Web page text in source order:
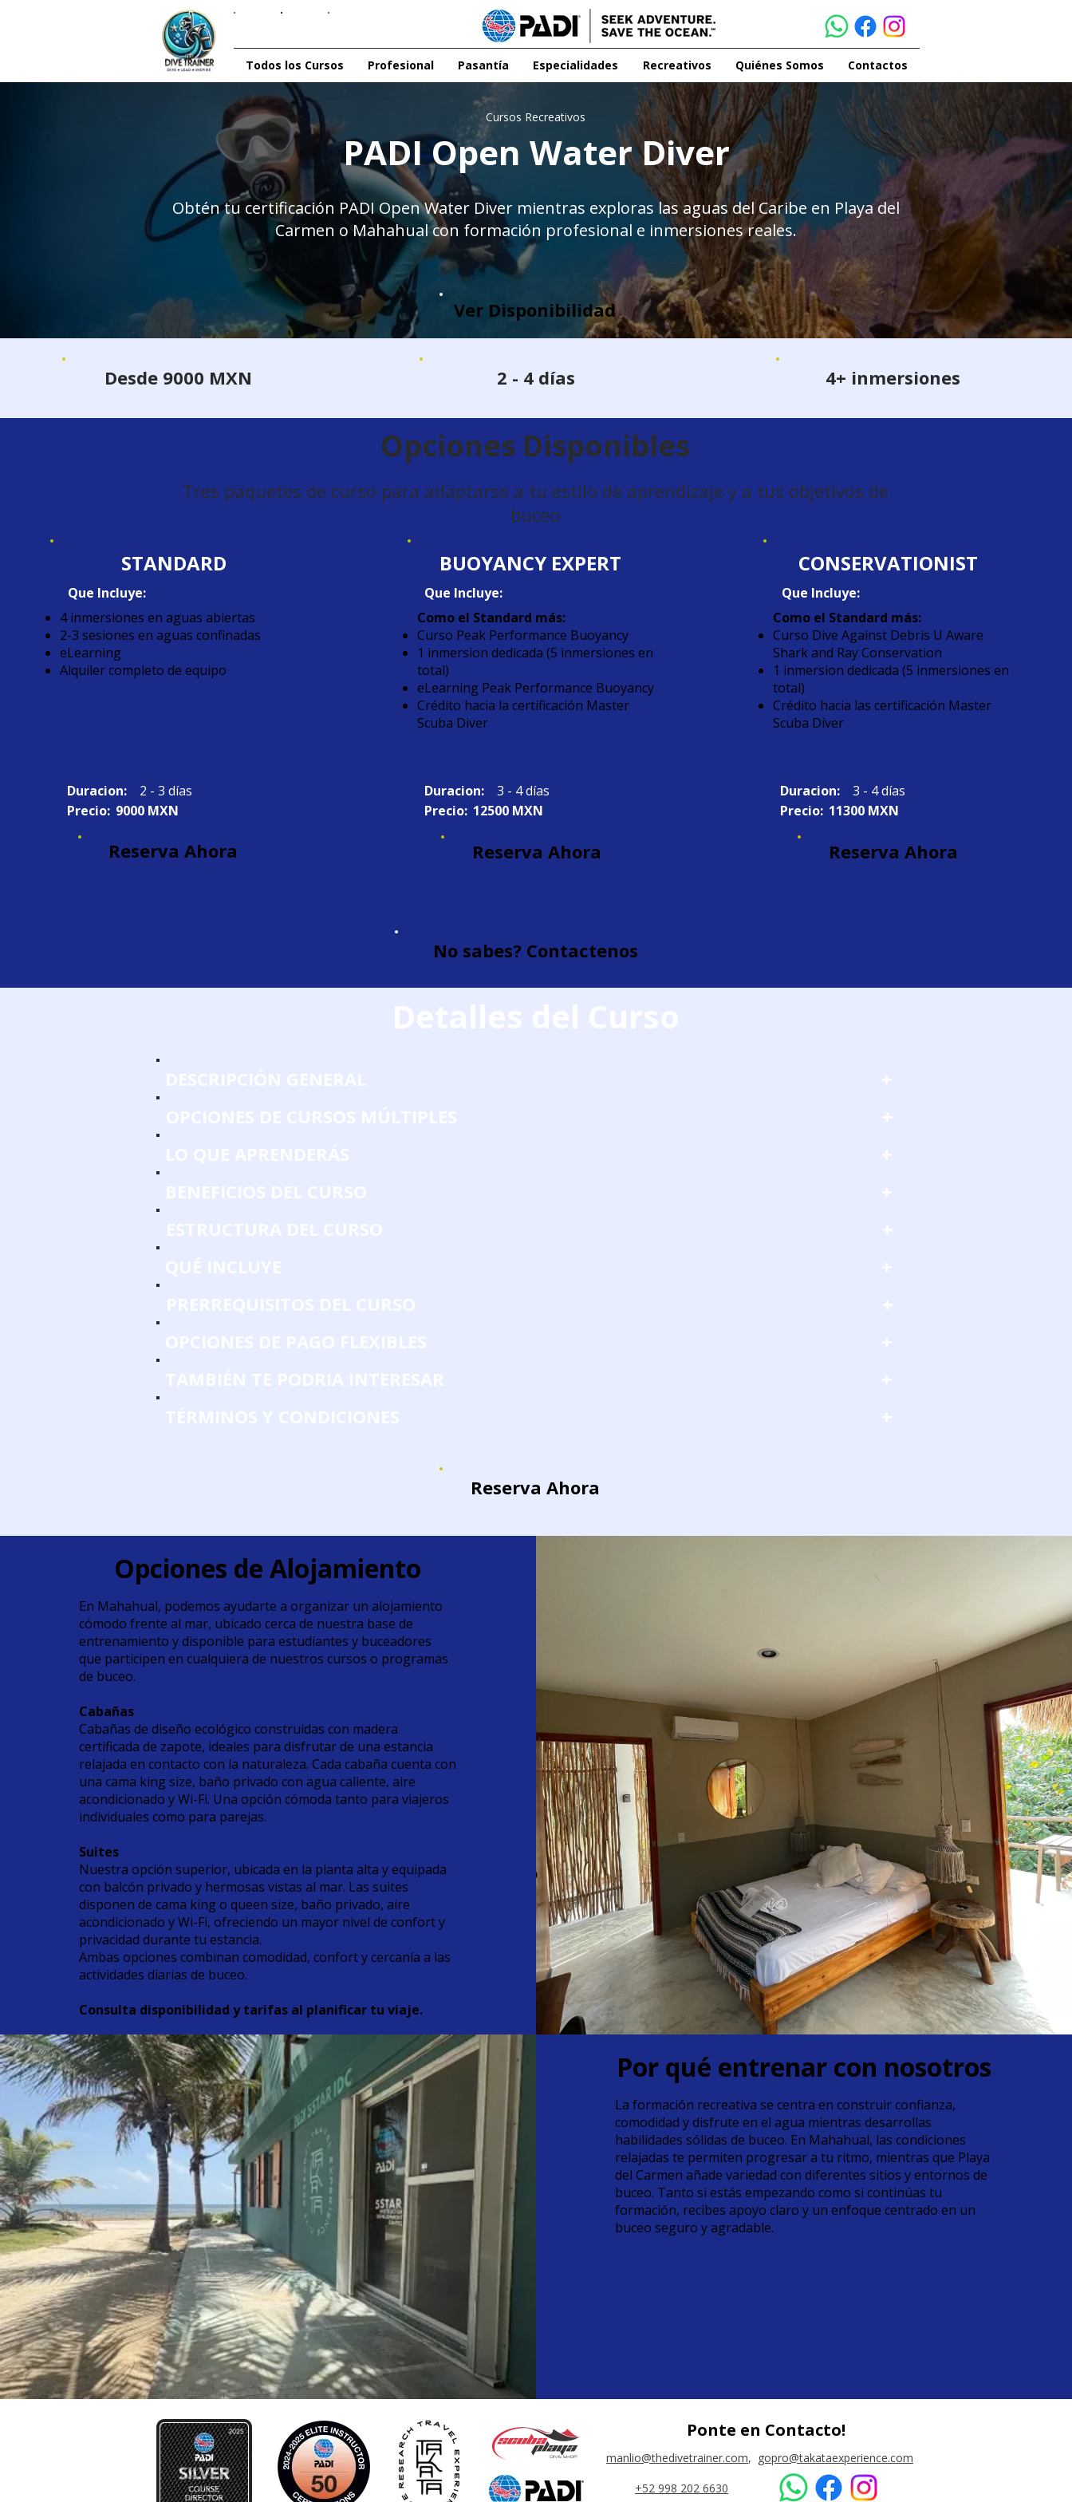
Todos los Cursos Profesional Pasantía Especialidades Recreativos Quiénes Somos Contactos
Cursos Recreativos
PADI Open Water Diver
Obtén tu certificación PADI Open Water Diver mientras exploras las aguas del Caribe en Playa del
Carmen o Mahahual con formación profesional e inmersiones reales.
Ver Disponibilidad
Desde 9000 MXN 2 - 4 días 4+ inmersiones
Opciones Disponibles
Tres paquetes de curso para adaptarse a tu estilo de aprendizaje y a tus objetivos de
buceo
STANDARD
Que Incluye:
4 inmersiones en aguas abiertas
2-3 sesiones en aguas confinadas
eLearning
Alquiler completo de equipo
Duracion:
2 - 3 días
Precio: 9000 MXN
Reserva Ahora
BUOYANCY EXPERT
Que Incluye:
Como el Standard más:
Curso Peak Performance Buoyancy
1 inmersion dedicada (5 inmersiones en
total)
eLearning Peak Performance Buoyancy
Crédito hacia la certificación Master
Scuba Diver
Duracion:
3 - 4 días
Precio: 12500 MXN
Reserva Ahora
CONSERVATIONIST
Que Incluye:
Como el Standard más:
Curso Dive Against Debris U Aware
Shark and Ray Conservation
1 inmersion dedicada (5 inmersiones en
total)
Crédito hacia las certificación Master
Scuba Diver
Duracion:
3 - 4 días
Precio: 11300 MXN
Reserva Ahora
No sabes? Contactenos
Reserva Ahora
Opciones de Alojamiento
En Mahahual, podemos ayudarte a organizar un alojamiento
cómodo frente al mar, ubicado cerca de nuestra base de
entrenamiento y disponible para estudiantes y buceadores
que participen en cualquiera de nuestros cursos o programas
de buceo.
Cabañas
Cabañas de diseño ecológico construidas con madera
certificada de zapote, ideales para disfrutar de una estancia
relajada en contacto con la naturaleza. Cada cabaña cuenta con
una cama king size, baño privado con agua caliente, aire
acondicionado y Wi-Fi. Una opción cómoda tanto para viajeros
individuales como para parejas.
Suites
Nuestra opción superior, ubicada en la planta alta y equipada
con balcón privado y hermosas vistas al mar. Las suites
disponen de cama king o queen size, baño privado, aire
acondicionado y Wi-Fi, ofreciendo un mayor nivel de confort y
privacidad durante tu estancia.
Ambas opciones combinan comodidad, confort y cercanía a las
actividades diarias de buceo.
Consulta disponibilidad y tarifas al planificar tu viaje.
Por qué entrenar con nosotros
La formación recreativa se centra en construir confianza,
comodidad y disfrute en el agua mientras desarrollas
habilidades sólidas de buceo. En Mahahual, las condiciones
relajadas te permiten progresar a tu ritmo, mientras que Playa
del Carmen añade variedad con diferentes sitios y entornos de
buceo. Tanto si estás empezando como si continúas tu
formación, recibes apoyo claro y un enfoque centrado en un
buceo seguro y agradable.
Ponte en Contacto!
manlio@thedivetrainer.com, gopro@takataexperience.com
+52 998 202 6630